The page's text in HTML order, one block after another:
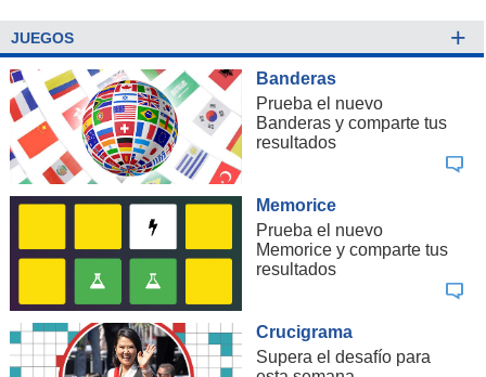
JUEGOS +
Banderas
Prueba el nuevo
Banderas y comparte tus
resultados
Memorice
Prueba el nuevo
Memorice y comparte tus
resultados
Crucigrama
Supera el desafío para